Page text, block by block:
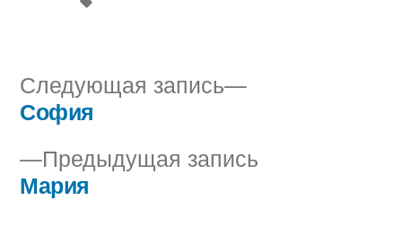
Навигация
по
записям
Предыдущая запись
Мария
Следующая запись
Следующая
София